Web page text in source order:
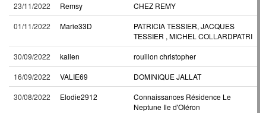
23/11/2022
Remsy
CHEZ REMY
01/11/2022
Marie33D
PATRICIA TESSIER, JACQUES
TESSIER , MICHEL COLLARDPATRI
30/09/2022
kallen
rouillon christopher
16/09/2022
VALIE69
DOMINIQUE JALLAT
30/08/2022
Elodie2912
Connaissances Résidence Le
Neptune Ile d'Oléron